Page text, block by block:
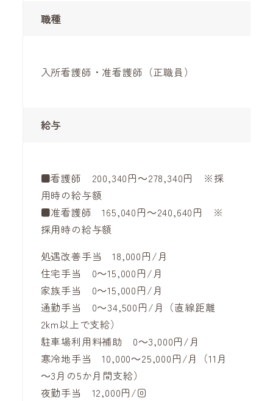
職種
入所看護師・准看護師（正職員）
給与
■看護師 200,340円～278,340円 ※採
用時の給与額
■准看護師 165,040円～240,640円 ※
採用時の給与額
処遇改善手当 18,000円/月
住宅手当 0～15,000円/月
家族手当 0～15,000円/月
通勤手当 0～34,500円/月（直線距離
2km以上で支給）
駐車場利用料補助 0～3,000円/月
寒冷地手当 10,000～25,000円/月（11月
～3月の5か月間支給）
夜勤手当 12,000円/回